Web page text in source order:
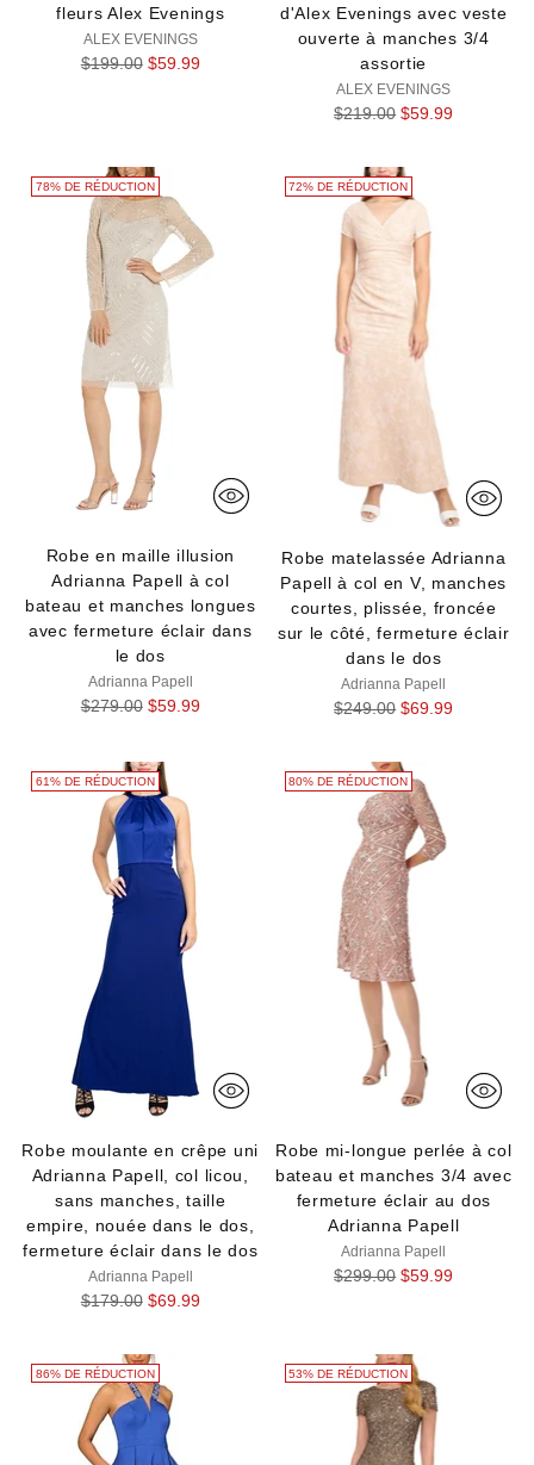
fleurs Alex Evenings
ALEX EVENINGS
Prix
$199.00 $59.99
d'Alex Evenings avec veste
ouverte à manches 3/4
assortie
ALEX EVENINGS
Prix
$219.00 $59.99
78% DE RÉDUCTION
Robe en maille illusion
Adrianna Papell à col
bateau et manches longues
avec fermeture éclair dans
le dos
Adrianna Papell
Prix
$279.00 $59.99
72% DE RÉDUCTION
Robe matelassée Adrianna
Papell à col en V, manches
courtes, plissée, froncée
sur le côté, fermeture éclair
dans le dos
Adrianna Papell
Prix
$249.00 $69.99
61% DE RÉDUCTION
Robe moulante en crêpe uni
Adrianna Papell, col licou,
sans manches, taille
empire, nouée dans le dos,
fermeture éclair dans le dos
Adrianna Papell
Prix
$179.00 $69.99
80% DE RÉDUCTION
Robe mi-longue perlée à col
bateau et manches 3/4 avec
fermeture éclair au dos
Adrianna Papell
Adrianna Papell
Prix
$299.00 $59.99
86% DE RÉDUCTION 53% DE RÉDUCTION